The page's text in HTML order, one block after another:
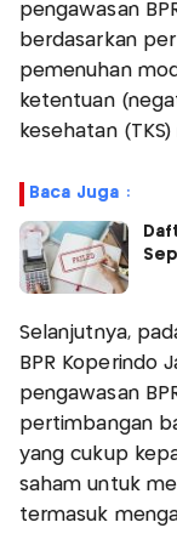
pengawasan
berdasarkan
pemenuhan
ketentuan
kesehatan
Baca Juga :
Selanjutnya,
BPR Koperindo
pengawasan
pertimbangan
yang cukup
saham untuk
termasuk